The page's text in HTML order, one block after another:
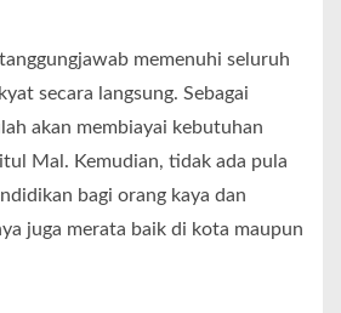
memenuhi seluruh
secara langsung. Sebagai
akan membiayai kebutuhan
Mal. Kemudian, tidak ada pula
bagi orang kaya dan
juga merata baik di kota maupun